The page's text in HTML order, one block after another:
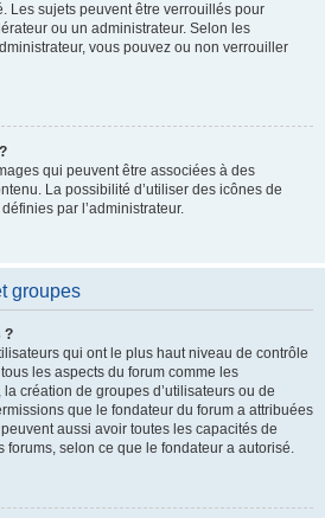
Les sujets peuvent être verrouillés pour
ou un administrateur. Selon les
vous pouvez ou non verrouiller
qui peuvent être associées à des
La possibilité d’utiliser des icônes de
par l’administrateur.
groupes
?
qui ont le plus haut niveau de contrôle
les aspects du forum comme les
création de groupes d’utilisateurs ou de
que le fondateur du forum a attribuées
aussi avoir toutes les capacités de
forums, selon ce que le fondateur a autorisé.